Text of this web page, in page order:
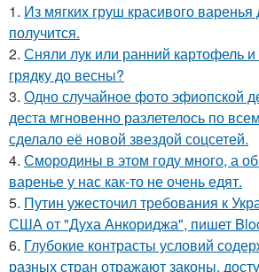
1. Из мягких груш красивого
получится.
2. Сняли лук или ранний картофель
грядку до весны?
3. Одно случайное фото эфиопской
деста мгновенно разлетелось по
сделало её новой звездой соцсетей.
4. Смородины в этом году много, а
варенье у нас как-то не очень едят.
5. Путин ужесточил требования к
США от "Духа Анкориджа", пишет
6. Глубокие контрасты условий
разных стран отражают законы,